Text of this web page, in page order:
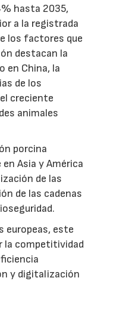
hasta 2035,
a la registrada
los factores que
destacan la
en China, la
de los
creciente
animales
porcina
Asia y América
de las
de las cadenas
europeas, este
la competitividad
y digitalización